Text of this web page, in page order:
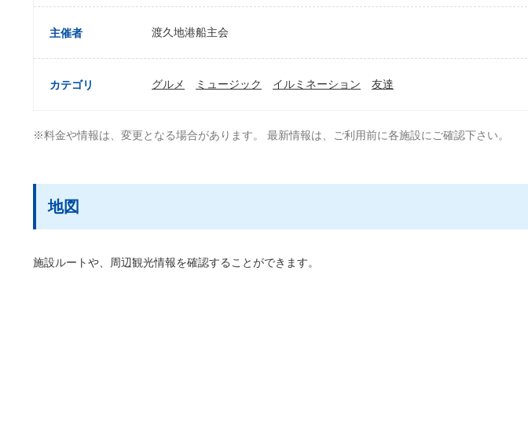
主催者 渡久地港船主会
カテゴリ グルメ ミュージック イルミネーション 友達
※料金や情報は、変更となる場合があります。 最新情報は、ご利用前に各施設にご確認下さい。
地図
施設ルートや、周辺観光情報を確認することができます。